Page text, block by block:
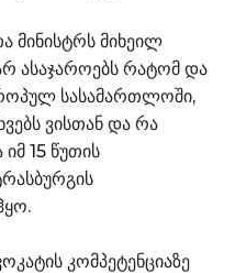
მინისტრს მიხეილ
ასაჯაროებს რატომ და
სასამართლოში,
ვისთან და რა
15 წუთის
კომპეტენციაზე